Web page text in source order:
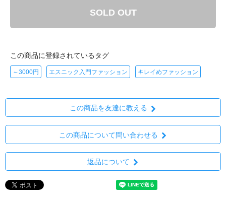
SOLD OUT
この商品に登録されているタグ
～3000円 エスニック入門ファッション キレイめファッション
この商品を友達に教える
この商品について問い合わせる
返品について